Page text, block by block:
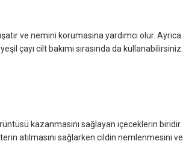
ve nemini korumasına yardımcı olur. Ayrıca
çayı cilt bakımı sırasında da kullanabilirsiniz.
kazanmasını sağlayan içeceklerin biridir.
atılmasını sağlarken cildin nemlenmesini ve